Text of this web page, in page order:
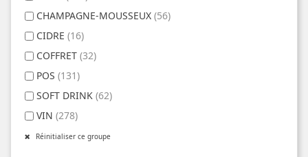
CHAMPAGNE-MOUSSEUX (56)
CIDRE (16)
COFFRET (32)
POS (131)
SOFT DRINK (62)
VIN (278)
Réinitialiser ce groupe